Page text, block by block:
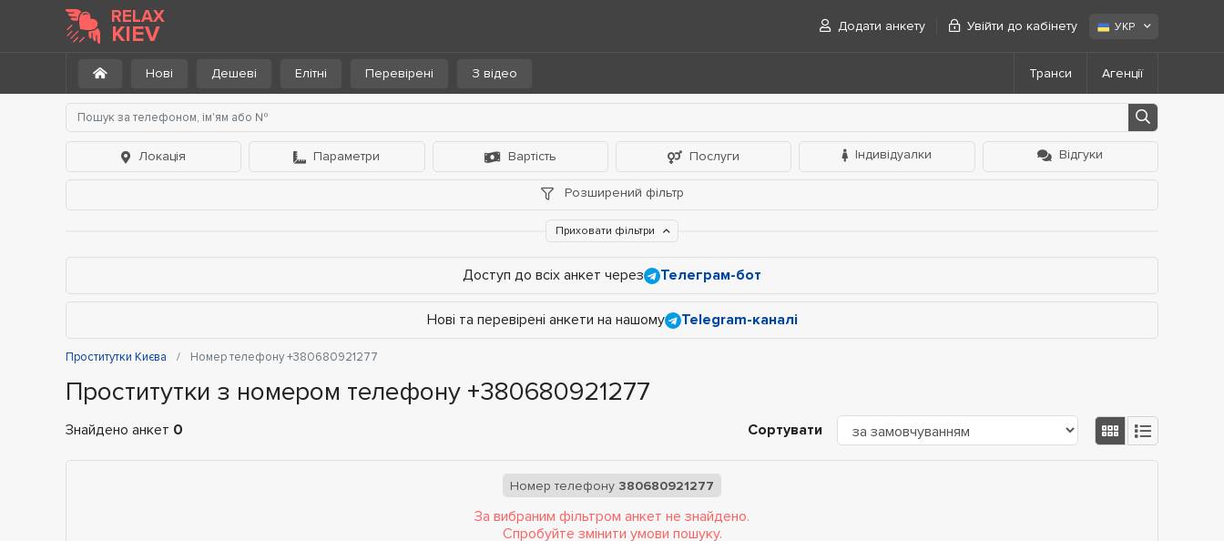
RELAX
KIEV Додати анкету Увійти до кабінету УКР
Нові Дешеві Елітні Перевірені З відео Транси Агенції
Локація Параметри Вартість Послуги Індивідуалки Відгуки
Розширений фільтр
Приховати фільтри
Доступ до всіх анкет через Телеграм-бот
Нові та перевірені анкети на нашому Telegram-каналі
Проститутки Києва Номер телефону +380680921277
Проститутки з номером телефону +380680921277
Знайдено анкет 0 Сортувати
Номер телефону 380680921277
За вибраним фільтром анкет не знайдено.
Спробуйте змінити умови пошуку.